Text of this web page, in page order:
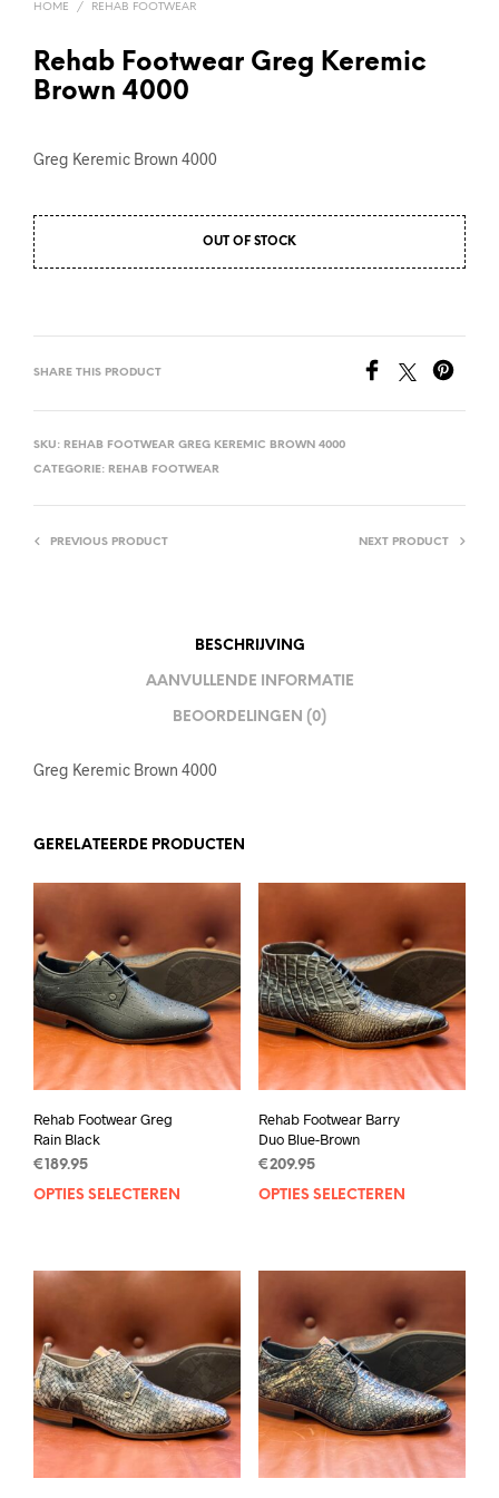
HOME / REHAB FOOTWEAR
Rehab Footwear Greg Keremic
Brown 4000
Greg Keremic Brown 4000
OUT OF STOCK
SHARE THIS PRODUCT
SKU: REHAB FOOTWEAR GREG KEREMIC BROWN 4000
CATEGORIE: REHAB FOOTWEAR
PREVIOUS PRODUCT NEXT PRODUCT
BESCHRIJVING
AANVULLENDE INFORMATIE
BEOORDELINGEN (0)
Greg Keremic Brown 4000
GERELATEERDE PRODUCTEN
Rehab Footwear Greg
Rain Black
€ 189.95
OPTIES SELECTEREN
Dit
meerdere
variaties.
optie
kan
gekozen
worden
de
productpagina
Rehab Footwear Barry
Duo Blue-Brown
€209.95
OPTIES SELECTEREN
op
de